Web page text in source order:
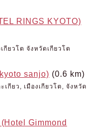
RINGS KYOTO)
กียวโต จังหวัดเกียวโต
sanjo) (0.6 km)
กียว, เมืองเกียวโต, จังหวัด
Gimmond